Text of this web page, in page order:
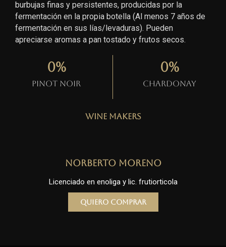
burbujas finas y persistentes, producidas por la
fermentación en la propia botella (Al menos 7 años de
fermentación en sus lías/levaduras). Pueden
apreciarse aromas a pan tostado y frutos secos.
Pinot Noir
0%
Chardonay
0%
Wine Makers
Norberto Moreno
Licenciado en enoliga y lic. frutiorticola
Quiero comprar